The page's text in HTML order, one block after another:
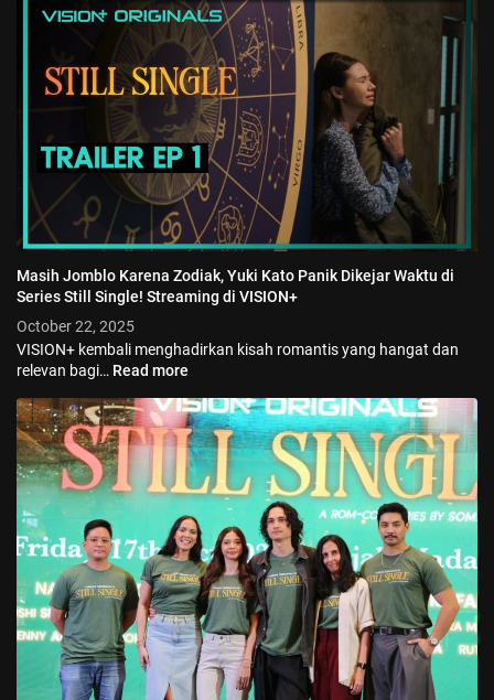
Masih Jomblo Karena Zodiak, Yuki Kato Panik Dikejar Waktu di
Series Still Single! Streaming di VISION+
October 22, 2025
VISION+ kembali menghadirkan kisah romantis yang hangat dan
relevan bagi… Read more